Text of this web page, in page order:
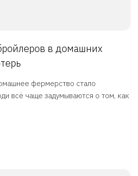
в домашних
фермерство стало
всё чаще задумываются о том, как